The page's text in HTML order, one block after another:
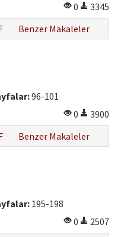
0
3345
Benzer Makaleler
96-101
0
3900
Benzer Makaleler
195-198
0
2507